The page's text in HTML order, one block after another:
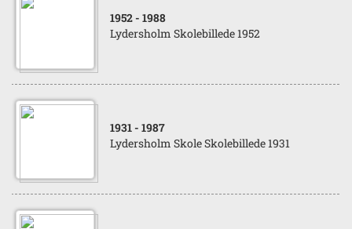
1952 - 1988
Lydersholm Skolebillede 1952
1931 - 1987
Lydersholm Skole Skolebillede 1931